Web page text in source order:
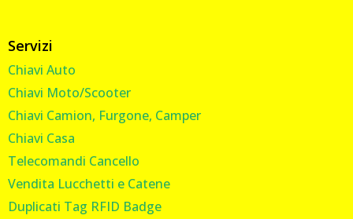
Servizi
Chiavi Auto
Chiavi Moto/Scooter
Chiavi Camion, Furgone, Camper
Chiavi Casa
Telecomandi Cancello
Vendita Lucchetti e Catene
Duplicati Tag RFID Badge